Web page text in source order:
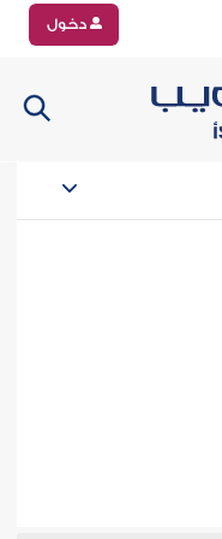
دخول